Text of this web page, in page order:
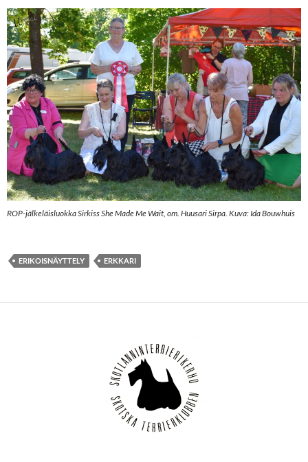
ROP-jälkeläisluokka Sirkiss She Made Me Wait, om. Huusari Sirpa. Kuva: Ida Bouwhuis
ERIKOISNÄYTTELY ERKKARI